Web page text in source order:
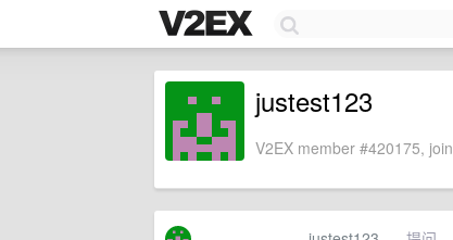
justest123
V2EX member #420175,